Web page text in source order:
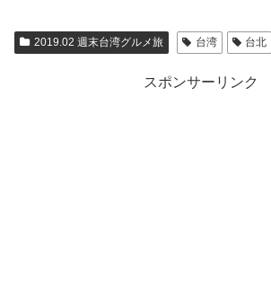
2019.02 週末台湾グルメ旅 台湾 台北
スポンサーリンク